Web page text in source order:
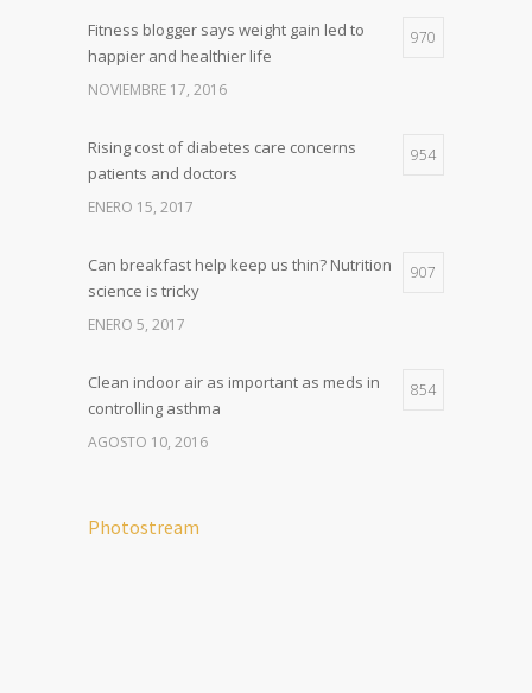
Fitness blogger says weight gain led to
happier and healthier life
970
NOVIEMBRE 17, 2016
Rising cost of diabetes care concerns
patients and doctors
954
ENERO 15, 2017
Can breakfast help keep us thin? Nutrition
science is tricky
907
ENERO 5, 2017
Clean indoor air as important as meds in
controlling asthma
854
AGOSTO 10, 2016
Photostream